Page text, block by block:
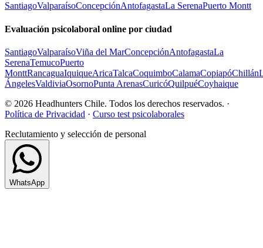
SantiagoValparaísoConcepciónAntofagastaLa SerenaPuerto Montt
Evaluación psicolaboral online por ciudad
SantiagoValparaísoViña del MarConcepciónAntofagastaLa
SerenaTemucoPuerto
MonttRancaguaIquiqueAricaTalcaCoquimboCalamaCopiapóChillán
ÁngelesValdiviaOsornoPunta ArenasCuricóQuilpuéCoyhaique
© 2026 Headhunters Chile. Todos los derechos reservados. ·
Política de Privacidad · Curso test psicolaborales
Reclutamiento y selección de personal
WhatsApp